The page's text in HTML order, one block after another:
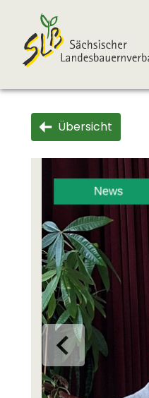
Übersicht